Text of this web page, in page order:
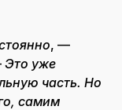
, —
Это уже
часть. Но
самим